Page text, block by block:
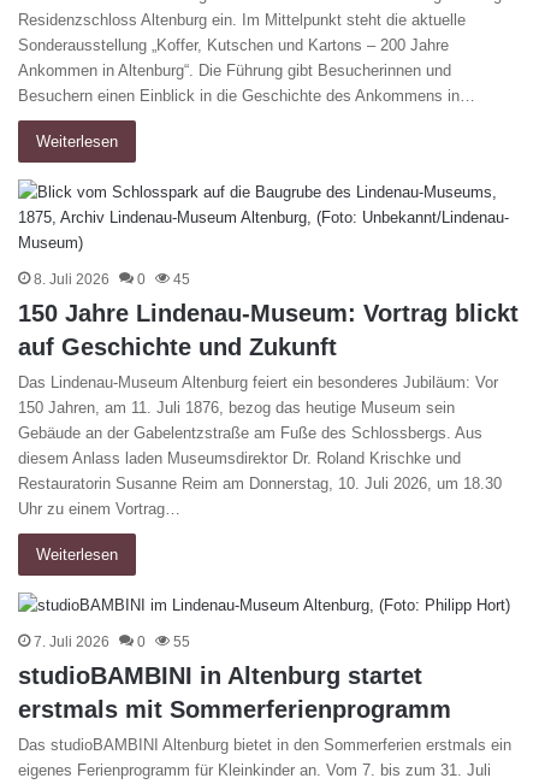
Residenzschloss Altenburg ein. Im Mittelpunkt steht die aktuelle
Sonderausstellung „Koffer, Kutschen und Kartons – 200 Jahre
Ankommen in Altenburg“. Die Führung gibt Besucherinnen und
Besuchern einen Einblick in die Geschichte des Ankommens in…
Weiterlesen
8. Juli 2026 0 45
150 Jahre Lindenau-Museum: Vortrag blickt
auf Geschichte und Zukunft
Das Lindenau-Museum Altenburg feiert ein besonderes Jubiläum: Vor
150 Jahren, am 11. Juli 1876, bezog das heutige Museum sein
Gebäude an der Gabelentzstraße am Fuße des Schlossbergs. Aus
diesem Anlass laden Museumsdirektor Dr. Roland Krischke und
Restauratorin Susanne Reim am Donnerstag, 10. Juli 2026, um 18.30
Uhr zu einem Vortrag…
Weiterlesen
7. Juli 2026 0 55
studioBAMBINI in Altenburg startet
erstmals mit Sommerferienprogramm
Das studioBAMBINI Altenburg bietet in den Sommerferien erstmals ein
eigenes Ferienprogramm für Kleinkinder an. Vom 7. bis zum 31. Juli